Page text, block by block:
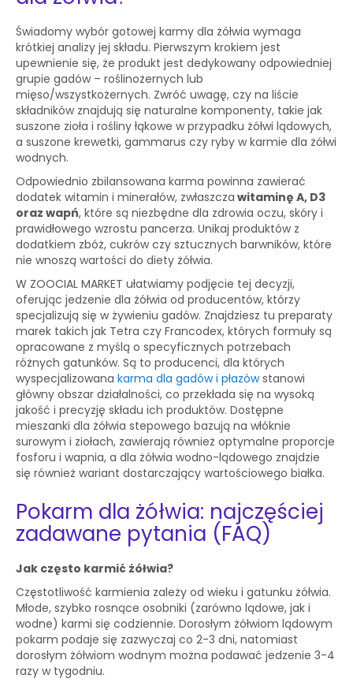
Świadomy wybór gotowej karmy dla żółwia wymaga
krótkiej analizy jej składu. Pierwszym krokiem jest
upewnienie się, że produkt jest dedykowany odpowiedniej
grupie gadów – roślinożernych lub
mięso/wszystkożernych. Zwróć uwagę, czy na liście
składników znajdują się naturalne komponenty, takie jak
suszone zioła i rośliny łąkowe w przypadku żółwi lądowych,
a suszone krewetki, gammarus czy ryby w karmie dla żółwi
wodnych.
Odpowiednio zbilansowana karma powinna zawierać
dodatek witamin i minerałów, zwłaszcza witaminę A, D3
oraz wapń, które są niezbędne dla zdrowia oczu, skóry i
prawidłowego wzrostu pancerza. Unikaj produktów z
dodatkiem zbóż, cukrów czy sztucznych barwników, które
nie wnoszą wartości do diety żółwia.
W ZOOCIAL MARKET ułatwiamy podjęcie tej decyzji,
oferując jedzenie dla żółwia od producentów, którzy
specjalizują się w żywieniu gadów. Znajdziesz tu preparaty
marek takich jak Tetra czy Francodex, których formuły są
opracowane z myślą o specyficznych potrzebach
różnych gatunków. Są to producenci, dla których
wyspecjalizowana karma dla gadów i płazówstanowi
główny obszar działalności, co przekłada się na wysoką
jakość i precyzję składu ich produktów. Dostępne
mieszanki dla żółwia stepowego bazują na włóknie
surowym i ziołach, zawierają również optymalne proporcje
fosforu i wapnia, a dla żółwia wodno-lądowego znajdzie
się również wariant dostarczający wartościowego białka.
Pokarm dla żółwia: najczęściej
zadawane pytania (FAQ)
Jak często karmić żółwia?
Częstotliwość karmienia zależy od wieku i gatunku żółwia.
Młode, szybko rosnące osobniki (zarówno lądowe, jak i
wodne) karmi się codziennie. Dorosłym żółwiom lądowym
pokarm podaje się zazwyczaj co 2-3 dni, natomiast
dorosłym żółwiom wodnym można podawać jedzenie 3-4
razy w tygodniu.